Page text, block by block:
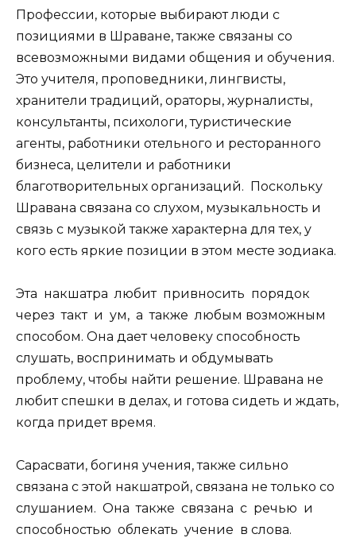
Профессии, которые выбирают люди с
позициями в Шраване, также связаны со
всевозможными видами общения и обучения.
Это учителя, проповедники, лингвисты,
хранители традиций, ораторы, журналисты,
консультанты, психологи, туристические
агенты, работники отельного и ресторанного
бизнеса, целители и работники
благотворительных организаций. Поскольку
Шравана связана со слухом, музыкальность и
связь с музыкой также характерна для тех, у
кого есть яркие позиции в этом месте зодиака.
Эта накшатра любит привносить порядок
через такт и ум, а также любым возможным
способом. Она дает человеку способность
слушать, воспринимать и обдумывать
проблему, чтобы найти решение. Шравана не
любит спешки в делах, и готова сидеть и ждать,
когда придет время.
Сарасвати, богиня учения, также сильно
связана с этой накшатрой, связана не только со
слушанием. Она также связана с речью и
способностью облекать учение в слова.